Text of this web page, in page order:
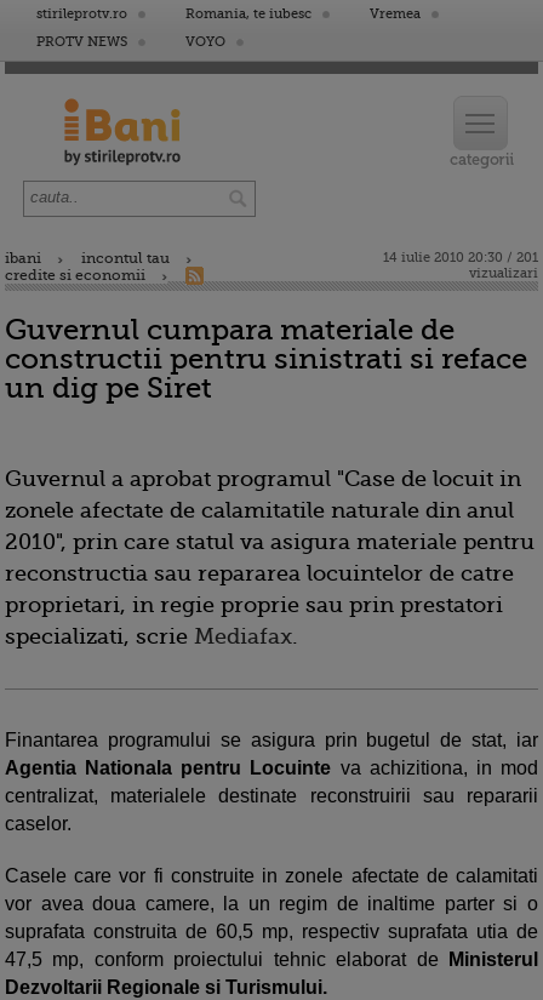
stirileprotv.ro Romania, te iubesc
Vremea
PROTV NEWS
VOYO
ibani
incontul tau
credite si economii
14 iulie 2010 20:30 / 201
vizualizari
Guvernul cumpara materiale de
constructii pentru sinistrati si reface
un dig pe Siret
Guvernul a aprobat programul "Case de locuit in
zonele afectate de calamitatile naturale din anul
2010", prin care statul va asigura materiale pentru
reconstructia sau repararea locuintelor de catre
proprietari, in regie proprie sau prin prestatori
specializati, scrie Mediafax.
Finantarea programului se asigura prin bugetul de stat, iar
Agentia Nationala pentru Locuinte va achizitiona, in mod
centralizat, materialele destinate reconstruirii sau repararii
caselor.
Casele care vor fi construite in zonele afectate de calamitati
vor avea doua camere, la un regim de inaltime parter si o
suprafata construita de 60,5 mp, respectiv suprafata utia de
47,5 mp, conform proiectului tehnic elaborat de
Ministerul
Dezvoltarii Regionale si Turismului.